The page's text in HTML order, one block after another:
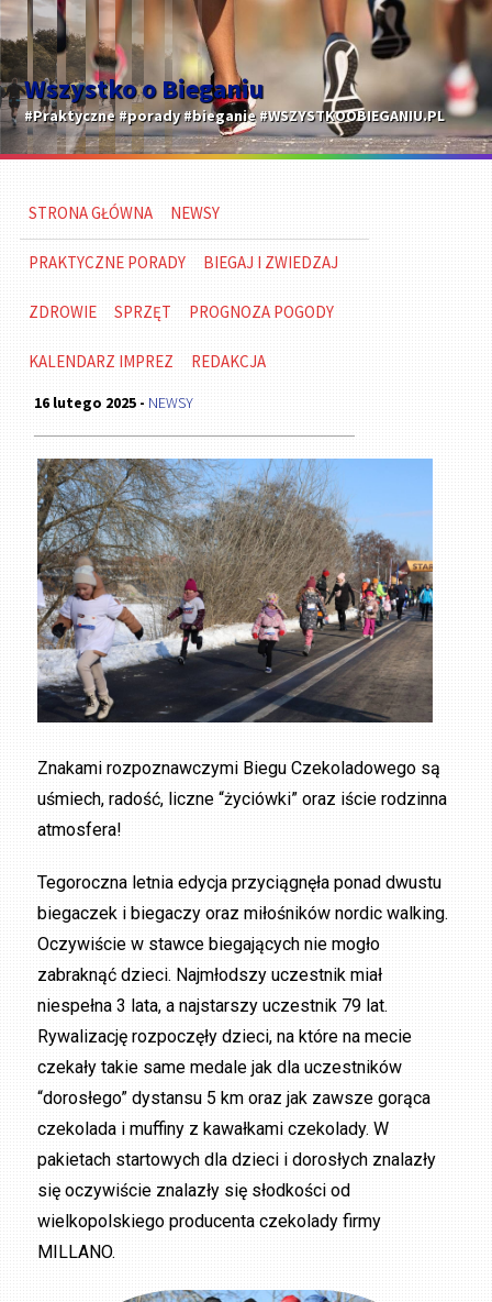
Wszystko o Bieganiu
#Praktyczne #porady #bieganie #WSZYSTKOOBIEGANIU.PL
STRONA GŁÓWNA NEWSY
PRAKTYCZNE PORADY BIEGAJ I ZWIEDZAJ
ZDROWIE SPRZĘT PROGNOZA POGODY
KALENDARZ IMPREZ REDAKCJA
16 lutego 2025 - NEWSY
Znakami rozpoznawczymi Biegu Czekoladowego są
uśmiech, radość, liczne “życiówki” oraz iście rodzinna
atmosfera!
Tegoroczna letnia edycja przyciągnęła ponad dwustu
biegaczek i biegaczy oraz miłośników nordic walking.
Oczywiście w stawce biegających nie mogło
zabraknąć dzieci. Najmłodszy uczestnik miał
niespełna 3 lata, a najstarszy uczestnik 79 lat.
Rywalizację rozpoczęły dzieci, na które na mecie
czekały takie same medale jak dla uczestników
“dorosłego” dystansu 5 km oraz jak zawsze gorąca
czekolada i muffiny z kawałkami czekolady. W
pakietach startowych dla dzieci i dorosłych znalazły
się oczywiście znalazły się słodkości od
wielkopolskiego producenta czekolady firmy
MILLANO.